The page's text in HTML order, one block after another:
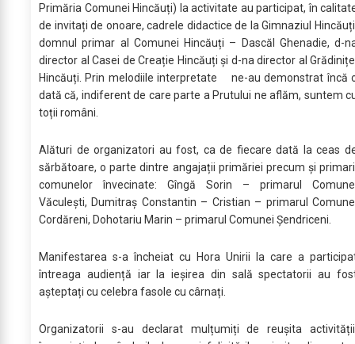
Primăria Comunei Hincăuți) la activitate au participat, în
de invitați de onoare, cadrele didactice de la Gimnaziul
domnul primar al Comunei Hincăuți – Dascăl Ghenadie, d-
director al Casei de Creație Hincăuți și d-na director al
Hincăuți. Prin melodiile interpretate ne-au demonstrat încă
dată că, indiferent de care parte a Prutului ne aflăm, suntem
toții români.
Alături de organizatori au fost, ca de fiecare dată la ceas
sărbătoare, o parte dintre angajații primăriei precum și
comunelor învecinate: Gîngă Sorin – primarul
Văculești, Dumitraș Constantin – Cristian – primarul
Cordăreni, Dohotariu Marin – primarul Comunei Șendriceni.
Manifestarea s-a încheiat cu Hora Unirii la care a
întreaga audiență iar la ieșirea din sală spectatorii au
așteptați cu celebra fasole cu cârnați.
Organizatorii s-au declarat mulțumiți de reușita